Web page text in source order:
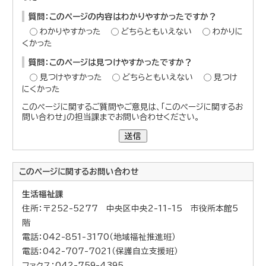
質問：このページの内容はわかりやすかったですか？
わかりやすかった
どちらともいえない
わかりに
くかった
質問：このページは見つけやすかったですか？
見つけやすかった
どちらともいえない
見つけ
にくかった
このページに関するご質問やご意見は、「このページに関するお
問い合わせ」の担当課までお問い合わせください。
送信
このページに関するお問い合わせ
生活福祉課
住所：〒252-5277 中央区中央2-11-15 市役所本館5
階
電話：042-851-3170（地域福祉推進班）
電話：042-707-7021（保護自立支援班）